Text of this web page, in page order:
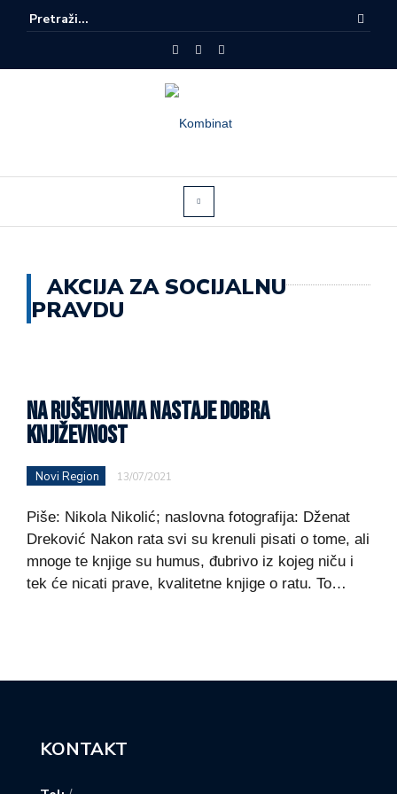
AKCIJA ZA SOCIJALNU
PRAVDU
NA RUŠEVINAMA NASTAJE DOBRA
KNJIŽEVNOST
Novi Region 13/07/2021
Piše: Nikola Nikolić; naslovna fotografija: Dženat
Dreković Nakon rata svi su krenuli pisati o tome, ali
mnoge te knjige su humus, đubrivo iz kojeg niču i
tek će nicati prave, kvalitetne knjige o ratu. To…
KONTAKT